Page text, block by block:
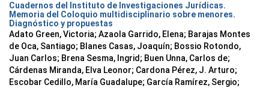
Cuadernos del Instituto de Investigaciones Jurídicas.
Memoria del Coloquio multidisciplinario sobre menores.
Diagnóstico y propuestas
Adato Green, Victoria; Azaola Garrido, Elena; Barajas Montes
de Oca, Santiago; Blanes Casas, Joaquín; Bossio Rotondo,
Juan Carlos; Brena Sesma, Ingrid; Buen Unna, Carlos de;
Cárdenas Miranda, Elva Leonor; Cardona Pérez, J. Arturo;
Escobar Cedillo, María Guadalupe; García Ramírez, Sergio;